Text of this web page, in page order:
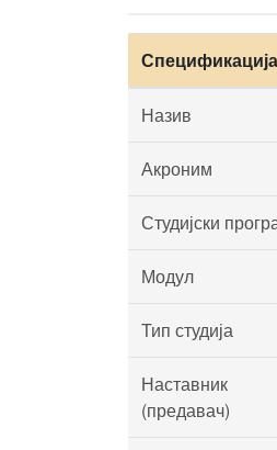
Назив
Акроним
Студијски
Модул
Тип студија
Наставник
(предавач)